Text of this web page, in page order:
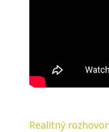
Realitný